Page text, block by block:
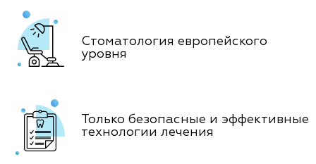
Стоматология европейского
уровня
Только безопасные и эффективные
технологии лечения